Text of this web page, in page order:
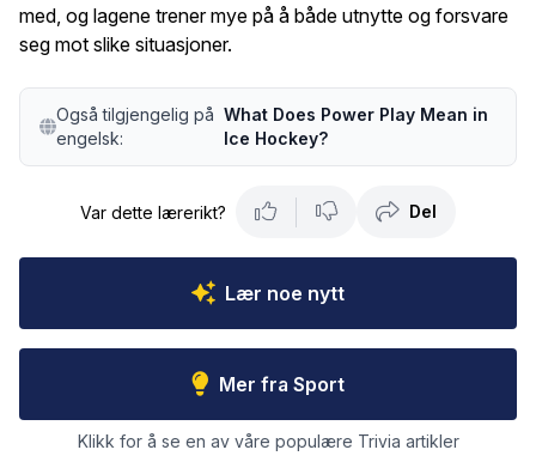
med, og lagene trener mye på å både utnytte og forsvare
seg mot slike situasjoner.
Også tilgjengelig på
engelsk:
What Does Power Play Mean in
Ice Hockey?
Var dette lærerikt? Del
Lær noe nytt
Mer fra Sport
Klikk for å se en av våre populære Trivia artikler